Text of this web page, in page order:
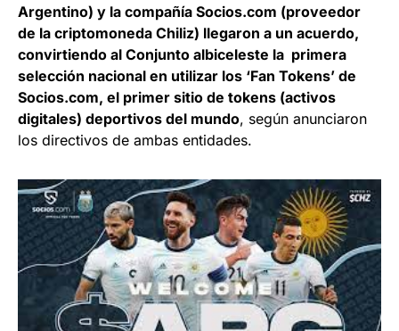
Argentino) y la compañía Socios.com (proveedor
de la criptomoneda Chiliz) llegaron a un acuerdo,
convirtiendo al Conjunto albiceleste la primera
selección nacional en utilizar los ‘Fan Tokens’ de
Socios.com, el primer sitio de tokens (activos
digitales) deportivos del mundo, según anunciaron
los directivos de ambas entidades.